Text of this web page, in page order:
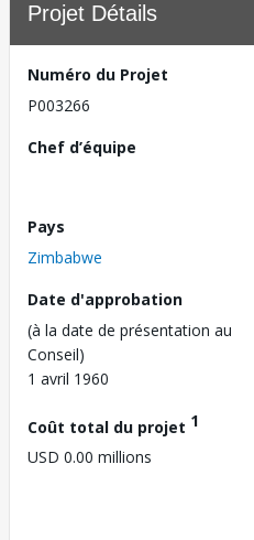
Projet Détails
Numéro du Projet
P003266
Chef d’équipe
Pays
Zimbabwe
Date d'approbation
(à la date de présentation au
Conseil)
1 avril 1960
Coût total du projet 1
USD 0.00 millions